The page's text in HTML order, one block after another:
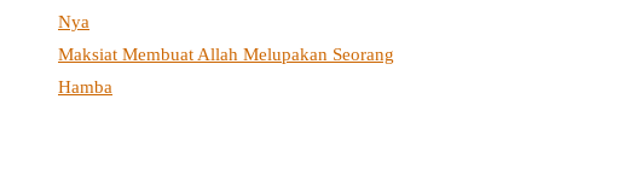
Nya
Maksiat Membuat Allah Melupakan Seorang
Hamba